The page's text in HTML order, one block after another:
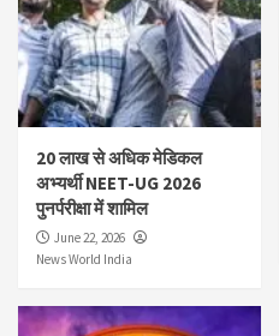
20 लाख से अधिक मेडिकल
अभ्यर्थी NEET-UG 2026
पुनर्परीक्षा में शामिल
June 22, 2026
News World India